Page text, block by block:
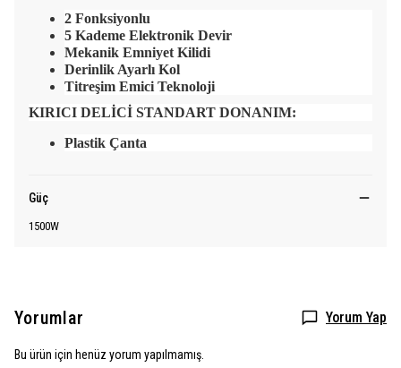
2 Fonksiyonlu
5 Kademe Elektronik Devir
Mekanik Emniyet Kilidi
Derinlik Ayarlı Kol
Titreşim Emici Teknoloji
KIRICI DELİCİ STANDART DONANIM:
Plastik Çanta
Güç
1500W
Yorumlar Yorum Yap
Bu ürün için henüz yorum yapılmamış.